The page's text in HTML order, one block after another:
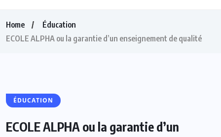
Home
Éducation
ECOLE ALPHA ou la garantie d’un enseignement de qualité
ÉDUCATION
ECOLE ALPHA ou la garantie d’un